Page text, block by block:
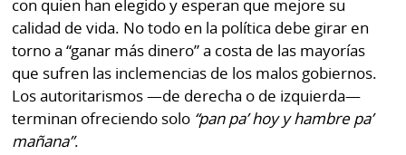
con quien han elegido y esperan que mejore su
calidad de vida. No todo en la política debe girar en
torno a “ganar más dinero” a costa de las mayorías
que sufren las inclemencias de los malos gobiernos.
Los autoritarismos —de derecha o de izquierda—
terminan ofreciendo solo “pan pa’ hoy y hambre pa’
mañana”.